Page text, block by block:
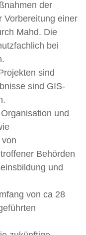
der
Vorbereitung einer
Mahd. Die
bei
sind
sind GIS-
und
Behörden
und
von ca 28